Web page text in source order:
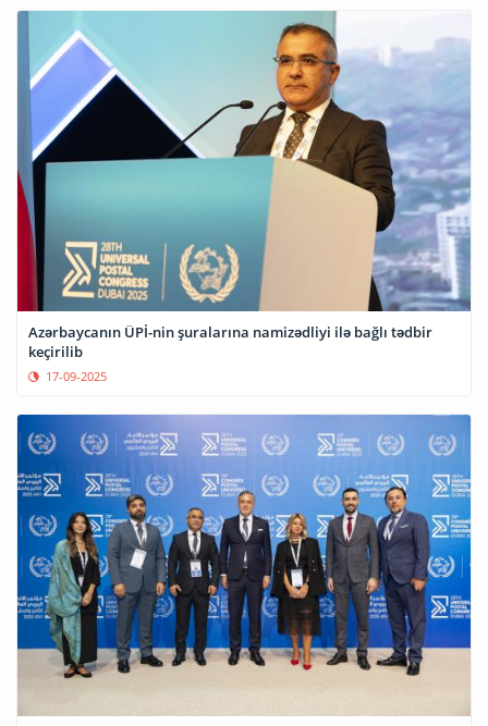
Azərbaycanın ÜPİ-nin şuralarına namizədliyi ilə bağlı tədbir
keçirilib
17-09-2025